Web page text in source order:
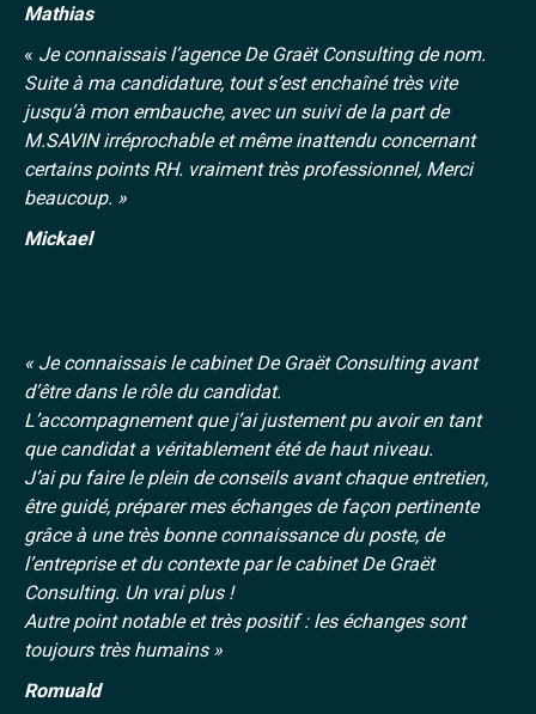
Mathias
« Je connaissais l’agence De Graët Consulting de nom.
Suite à ma candidature, tout s’est enchaîné très vite
jusqu’à mon embauche, avec un suivi de la part de
M.SAVIN irréprochable et même inattendu concernant
certains points RH. vraiment très professionnel, Merci
beaucoup. »
Mickael
« Je connaissais le cabinet De Graët Consulting avant
d’être dans le rôle du candidat.
L’accompagnement que j’ai justement pu avoir en tant
que candidat a véritablement été de haut niveau.
J’ai pu faire le plein de conseils avant chaque entretien,
être guidé, préparer mes échanges de façon pertinente
grâce à une très bonne connaissance du poste, de
l’entreprise et du contexte par le cabinet De Graët
Consulting. Un vrai plus !
Autre point notable et très positif : les échanges sont
toujours très humains »
Romuald